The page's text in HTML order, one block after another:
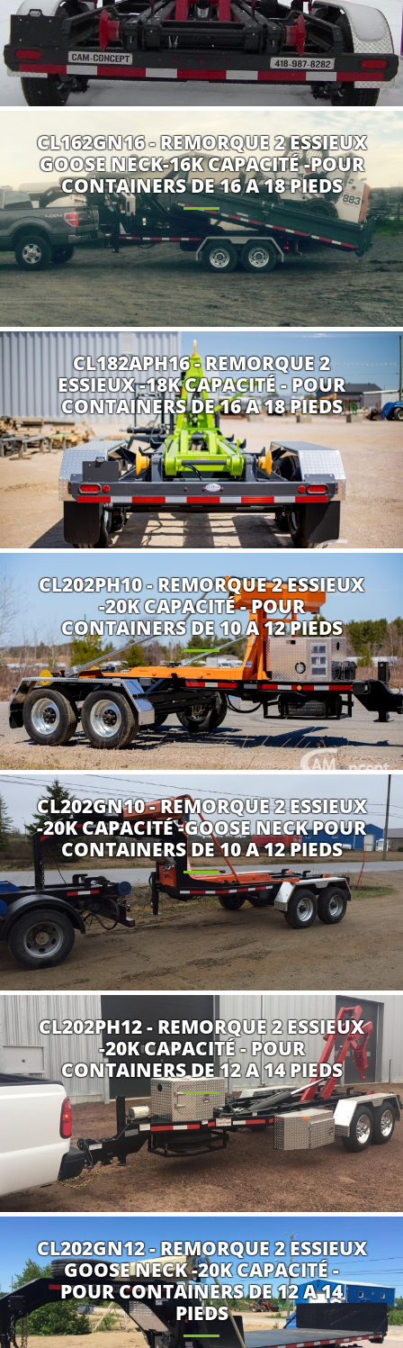
CL162GN16 - REMORQUE 2 ESSIEUX
GOOSE NECK-16K CAPACITÉ -POUR
CONTAINERS DE 16 A 18 PIEDS
CL182APH16 - REMORQUE 2
ESSIEUX -18K CAPACITÉ - POUR
CONTAINERS DE 16 A 18 PIEDS
CL202PH10 - REMORQUE 2 ESSIEUX
-20K CAPACITÉ - POUR
CONTAINERS DE 10 A 12 PIEDS
CL202GN10 - REMORQUE 2 ESSIEUX
-20K CAPACITÉ -GOOSE NECK POUR
CONTAINERS DE 10 A 12 PIEDS
CL202PH12 - REMORQUE 2 ESSIEUX
-20K CAPACITÉ - POUR
CONTAINERS DE 12 A 14 PIEDS
CL202GN12 - REMORQUE 2 ESSIEUX
GOOSE NECK -20K CAPACITÉ -
POUR CONTAINERS DE 12 A 14
PIEDS